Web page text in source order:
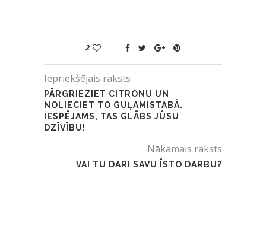
2
Iepriekšējais raksts
PĀRGRIEZIET CITRONU UN
NOLIECIET TO GUĻAMISTABĀ.
IESPĒJAMS, TAS GLĀBS JŪSU
DZĪVĪBU!
Nākamais raksts
VAI TU DARI SAVU ĪSTO DARBU?